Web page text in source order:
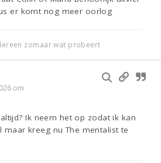
er komt nog meer oorlog
zomaar wat probeert
om
Ik neem het op zodat ik kan
maar kreeg nu The mentalist te